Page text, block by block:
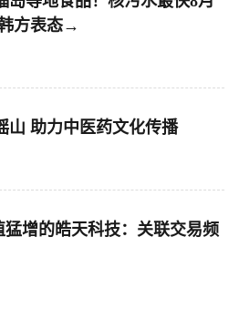
方表态→
山 助力中医药文化传播
增的皓天科技：关联交易频